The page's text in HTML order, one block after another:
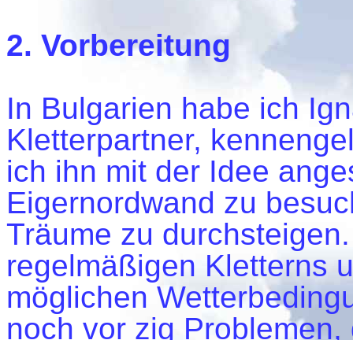
2. Vorbereitung
In Bulgarien habe ich
Kletterpartner,
ich ihn mit der Idee
Eigernordwand zu
Träume zu
regelmäßigen Kletterns
möglichen
noch vor zig